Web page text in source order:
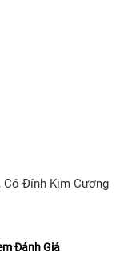
Có Đính Kim Cương
Đánh Giá